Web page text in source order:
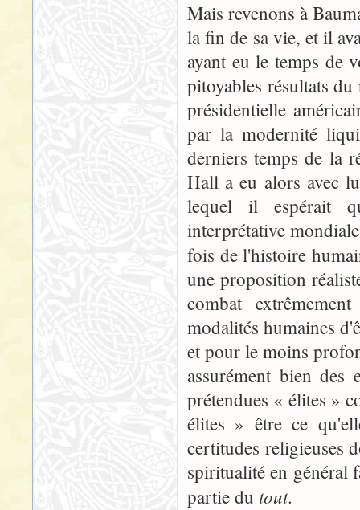
Mais revenons à
la fin de sa vie, et il
ayant eu le temps de
pitoyables résultats
présidentielle
par la modernité
derniers temps de la
Hall a eu alors avec
lequel il espérait
interprétative
fois de l'histoire
une proposition
combat
modalités humaines
et pour le moins
assurément bien
prétendues « élites »
élites » être ce
certitudes religieuses
spiritualité en général
partie du tout.